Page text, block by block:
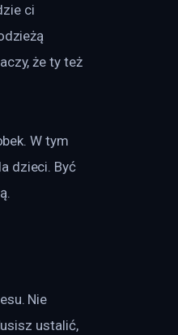
ci
że ty też
W tym
dzieci. Być
Nie
ustalić,